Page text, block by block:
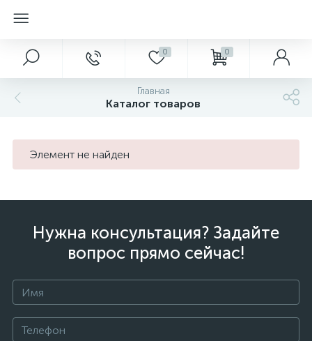
0 0
Главная
Каталог товаров
Элемент не найден
Нужна консультация? Задайте
вопрос прямо сейчас!